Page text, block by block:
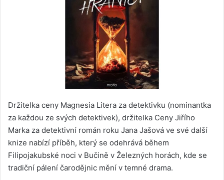
Držitelka ceny Magnesia Litera za detektivku (nominantka
za každou ze svých detektivek), držitelka Ceny Jiřího
Marka za detektivní román roku Jana Jašová ve své další
knize nabízí příběh, který se odehrává během
Filipojakubské noci v Bučině v Železných horách, kde se
tradiční pálení čarodějnic mění v temné drama.